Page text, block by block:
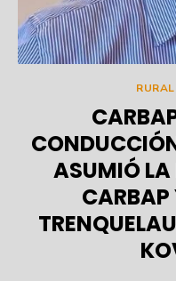
RURAL
ASUMIÓ LA
CARBAP